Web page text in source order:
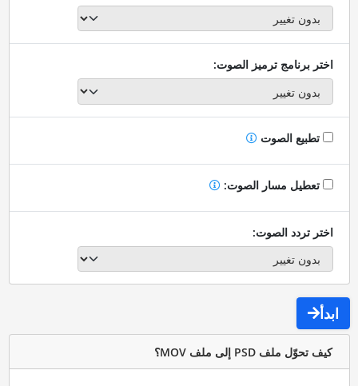
اختر برنامج ترميز الصوت:
تطبيع الصوت
تعطيل مسار الصوت:
اختر تردد الصوت:
ابدأ
كيف تحوّل ملف PSD إلى ملف MOV؟